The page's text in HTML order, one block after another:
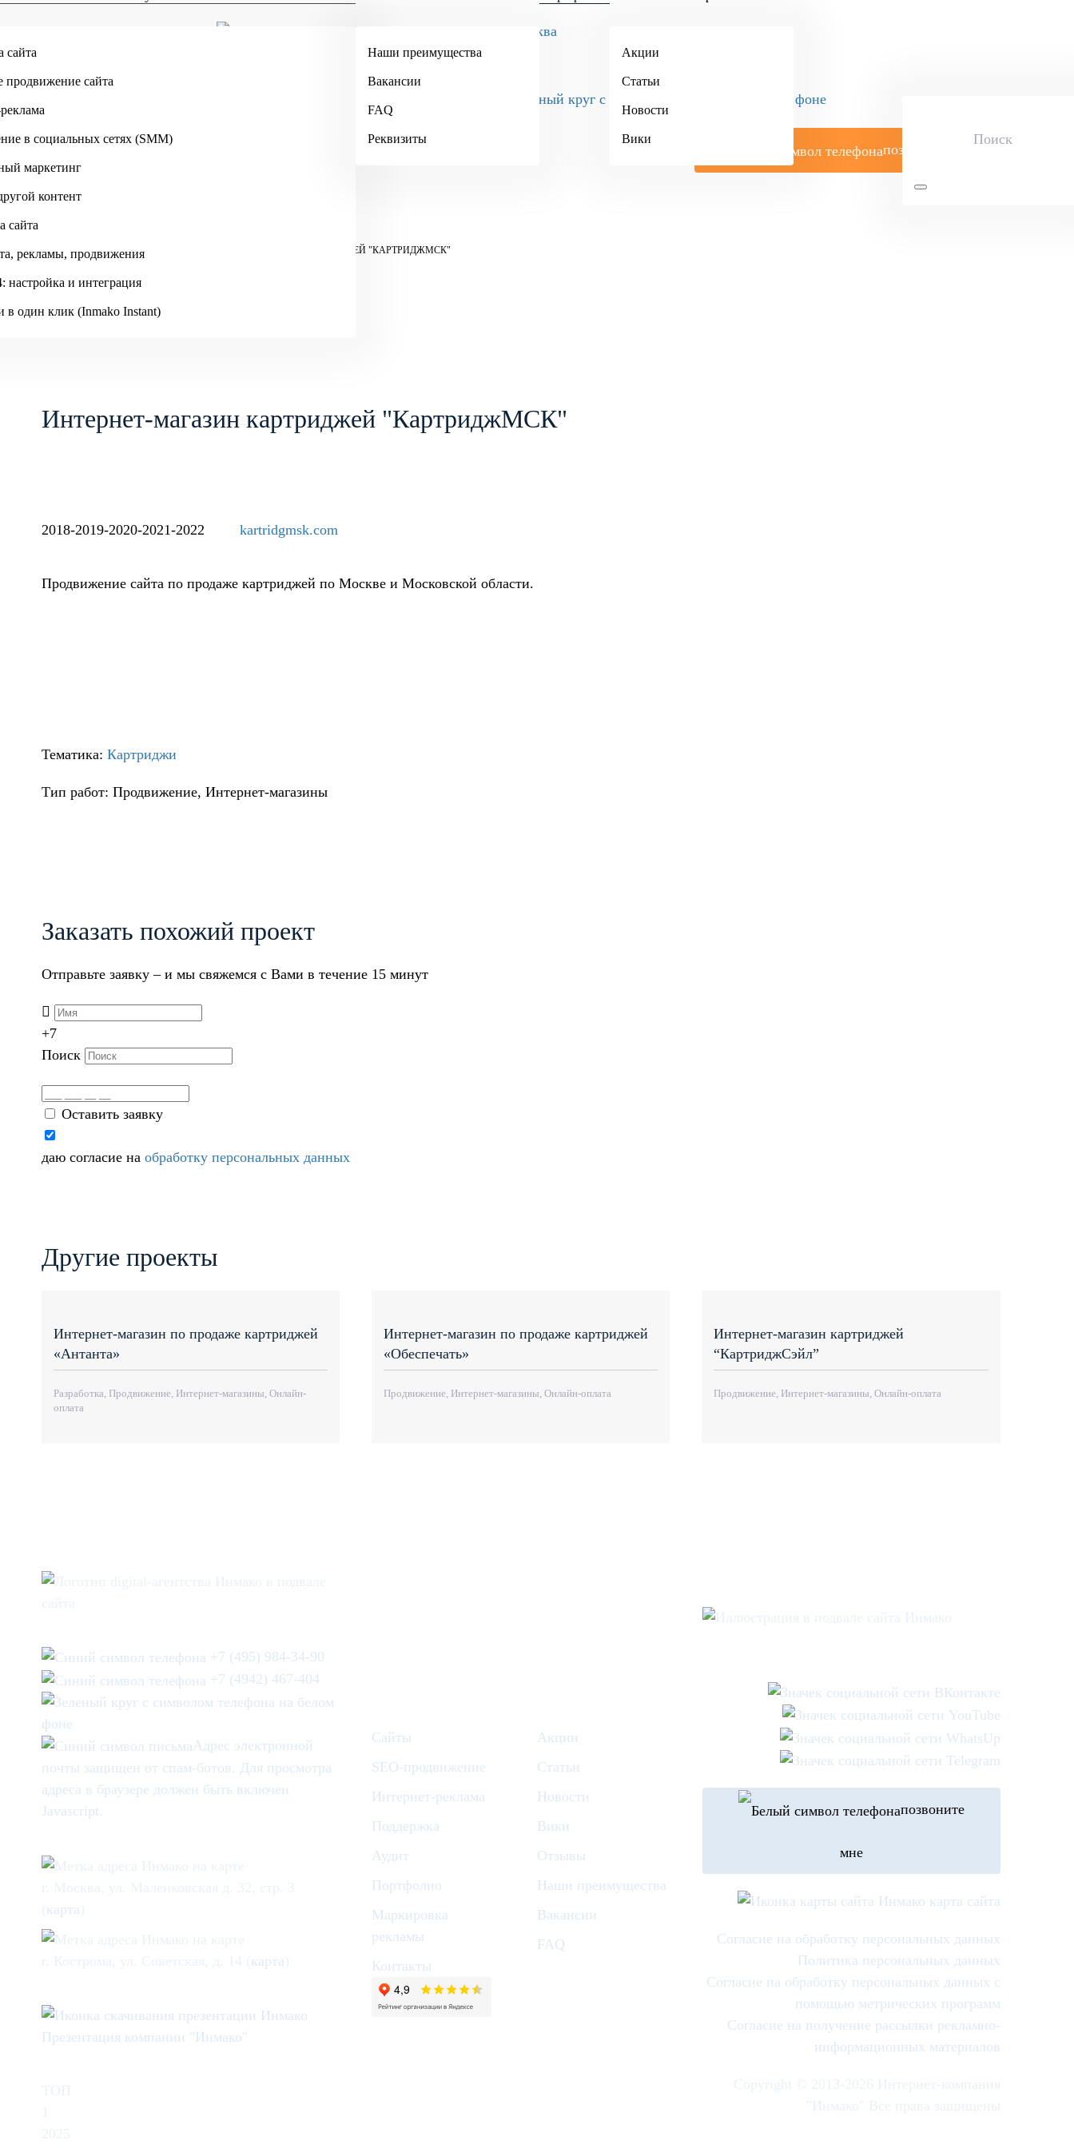
Москва
+7 (495) 984-34-90
сайта
продвижение сайта
в социальных сетях (SMM)
маркетинг
контент
сайта
рекламы, продвижения
настройка и интеграция
в один клик (Inmako Instant)
Наши преимущества
Вакансии
FAQ
Реквизиты
Акции
Статьи
Новости
Вики
позвоните мне
ИНМАКО ПОРТФОЛИО ИНТЕРНЕТ-МАГАЗИН КАРТРИДЖЕЙ "КАРТРИДЖМСК"
Интернет-магазин картриджей "КартриджМСК"
2018-2019-2020-2021-2022 kartridgmsk.com
Продвижение сайта по продаже картриджей по Москве и Московской области.
Тематика: Картриджи
Тип работ: Продвижение, Интернет-магазины
Заказать похожий проект
Отправьте заявку – и мы свяжемся с Вами в течение 15 минут
+7
Поиск
Оставить заявку
даю согласие на обработку персональных данных
Другие проекты
Интернет-магазин по продаже картриджей
«Антанта»
Разработка, Продвижение, Интернет-магазины, Онлайн-
оплата
Интернет-магазин по продаже картриджей
«Обеспечать»
Продвижение, Интернет-магазины, Онлайн-оплата
Интернет-магазин картриджей
“КартриджСэйл”
Продвижение, Интернет-магазины, Онлайн-оплата
+7 (495) 984-34-90
+7 (4942) 467-404
Адрес электронной
почты защищен от спам-ботов. Для просмотра
адреса в браузере должен быть включен
Javascript.
карта
карта
Презентация компании "Инмако"
Сайты
SEO-продвижение
Интернет-реклама
Поддержка
Аудит
Портфолио
Маркировка
рекламы
Контакты
Акции
Статьи
Новости
Вики
Отзывы
Наши преимущества
Вакансии
FAQ
позвоните
мне
карта сайта
Согласие на обработку персональных данных
Политика персональных данных
Согласие на обработку персональных данных с
помощью метрических программ
Согласие на получение рассылки рекламно-
информационных материалов